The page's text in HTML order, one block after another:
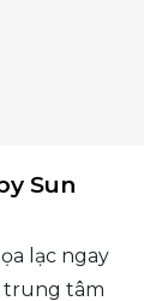
Sun
lạc ngay
trung tâm